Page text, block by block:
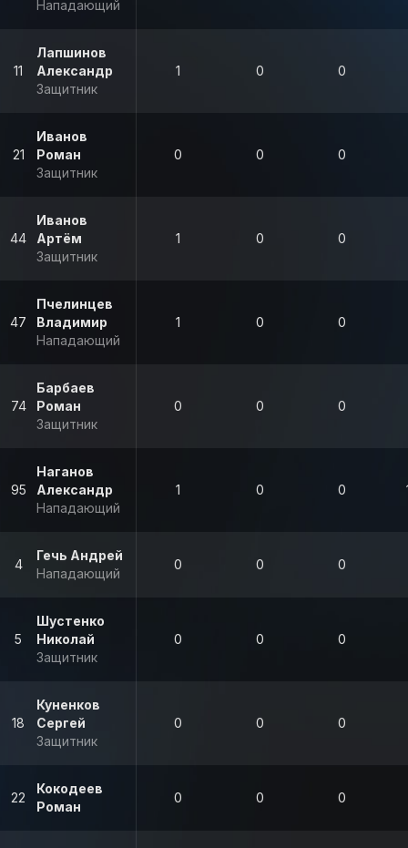
Нападающий
11
Лапшинов
Александр
Защитник
1 0 0
21
Иванов
Роман
Защитник
0 0 0
44
Иванов
Артём
Защитник
1 0 0
47
Пчелинцев
Владимир
Нападающий
1 0 0
74
Барбаев
Роман
Защитник
0 0 0
95
Наганов
Александр
Нападающий
1 0 0
4
Гечь Андрей
Нападающий
0 0 0
5
Шустенко
Николай
Защитник
0 0 0
18
Куненков
Сергей
Защитник
0 0 0
22
Кокодеев
Роман
0 0 0